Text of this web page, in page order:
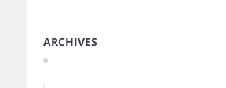
ARCHIVES